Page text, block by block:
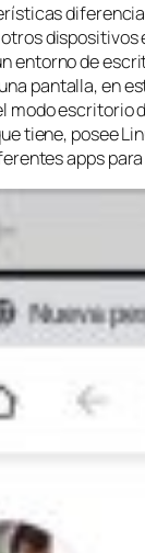
dispositivos
entorno de
pantalla, en
modo escritorio
tiene, posee
apps